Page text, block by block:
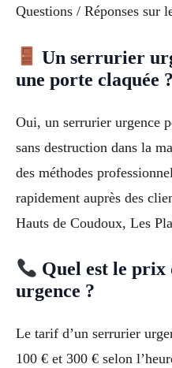
Questions / Réponses sur
Un serrurier
une porte claquée ?
Oui, un serrurier urgence
sans destruction dans la
des méthodes
rapidement auprès des
Hauts de Coudoux, Les
Quel est le
urgence ?
Le tarif d’un serrurier
100 € et 300 € selon